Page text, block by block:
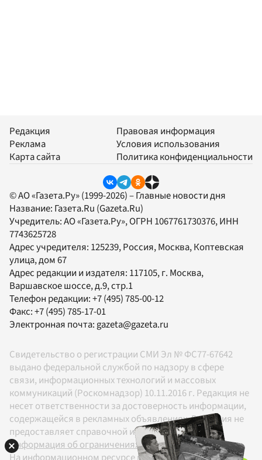
Редакция
Реклама
Карта сайта
Правовая информация
Условия использования
Политика конфиденциальности
© АО «Газета.Ру» (1999-2026) – Главные новости дня
Название: Газета.Ru (Gazeta.Ru)
Учредитель:АО «Газета.Ру», ОГРН 1067761730376, ИНН
7743625728
Адрес учредителя: 125239, Россия, Москва, Коптевская
улица, дом 67
Адрес редакции и издателя: 117105, г. Москва,
Варшавское шоссе, д.9, стр.1
Телефон редакции:+7 (495) 785-00-12
Факс:+7 (495) 785-17-01
Электронная почта:gazeta@gazeta.ru
Свидетельство о регистрации СМИ Эл № ФС77-67642
выдано федеральной службой по надзору в сфере
связи, информационных технологий и массовых
коммуникаций (Роскомнадзор) 10.11.2016 г. Редакция не
несет ответственности за достоверность информации,
содержащейся в рекламных объявлениях. Редакция не
предоставляет справочной информации.
Информация об ограничениях